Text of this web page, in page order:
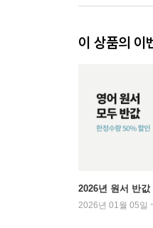
이 상품의 이
2026년 원서 반값
2026년 01월 05일